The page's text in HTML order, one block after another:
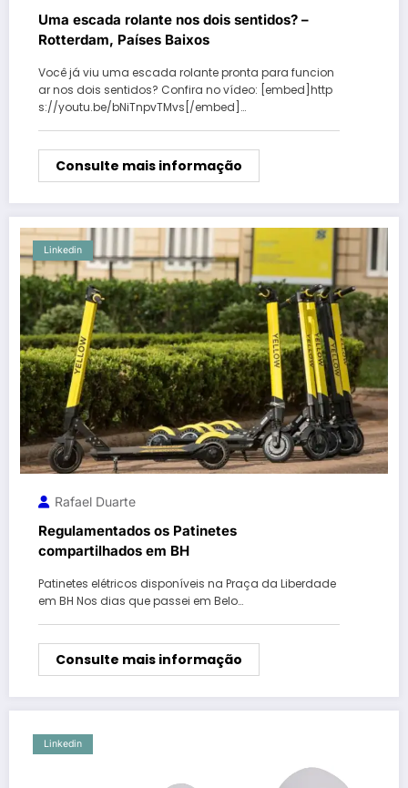
Uma escada rolante nos dois sentidos? –
Rotterdam, Países Baixos
Você já viu uma escada rolante pronta para funcion
ar nos dois sentidos? Confira no vídeo: [embed]http
s://youtu.be/bNiTnpvTMvs[/embed]…
Consulte mais informação
Linkedin
Rafael Duarte
Regulamentados os Patinetes
compartilhados em BH
Patinetes elétricos disponíveis na Praça da Liberdade
em BH Nos dias que passei em Belo…
Consulte mais informação
Linkedin